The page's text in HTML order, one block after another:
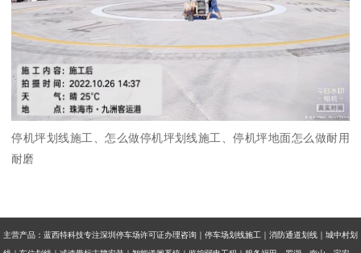
停机坪划线施工、怎么做停机坪划线施工、停机坪地面怎么做耐用
耐磨
主营产品：蓝西特科技专注深圳停车场许可证办理咨询｜停车场划线施工｜消防通道划线｜城中村划